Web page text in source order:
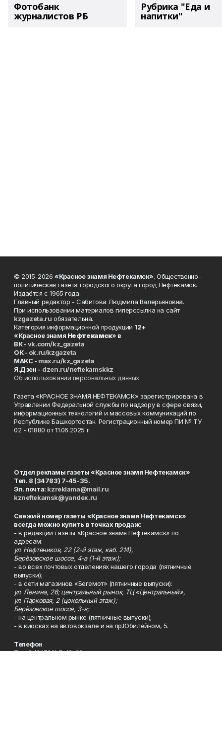
Фотобанк
журналистов РБ
Рубрика "Еда и
напитки"
© 2015-2026 «Красное знамя Нефтекамск». Общественно-
политическая газета городского округа город Нефтекамск.
Издаётся с 1965 года.
Главный редактор - Сабитова Людмила Валерьяновна.
При использовании материалов гиперссылка на сайт
kzgazeta.ru обязательна.
Категория информационной продукции 12+
«Красное знамя Нефтекамск» в
ВК -vk.com/kz_gazeta
ОК - ok.ru/kzgazeta
MAKC - max.ru/kz_gazeta
Я.Дзен - dzen.ru/neftekamskkz
Об использовании персональных данных
Газета «КРАСНОЕ ЗНАМЯ НЕФТЕКАМСК» зарегистрирована в
Управлении Федеральной службы по надзору в сфере связи,
информационных технологий и массовых коммуникаций по
Республике Башкортостан. Регистрационный номер ПИ № ТУ
02 - 01880 от 11.06.2025 г.
Отдел рекламы газеты «Красное знамя Нефтекамск»
Тел. 8 (34783) 7-45-35.
Эл. почта: kzreklama@mail.ru
kzneftekamsk@yandex.ru
Свежий номер газеты «Красное знамя Нефтекамск»
всегда можно купить в точках продаж:
- в редакции газеты «Красное знамя Нефтекамск» по
адресам:
ул. Нефтяников, 22 (2-й этаж, каб. 214),
Берёзовское шоссе, 4-а (1-й этаж);
- во всех почтовых отделениях нашего города (пятничные
выпуски);
- в сети магазинов «Бегемот» (пятничные выпуски):
ул. Ленина, 26; центральный рынок, ТЦ «Центральный»,
ул. Парковая, 2 (цокольный этаж);
Берёзовское шоссе, 3-в;
- на центральном рынке (пятничные выпуски);
- в киосках на автовокзале и на пр.Юбилейном, 5.
Телефон
Тел. 8 (34783) 7-42-62.